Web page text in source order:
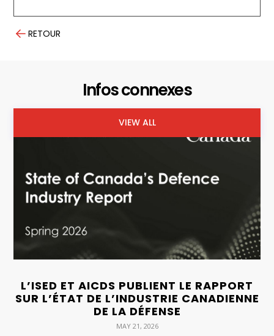
RETOUR
Infos connexes
VIEW ALL
L’ISED ET AICDS PUBLIENT LE RAPPORT
SUR L’ÉTAT DE L’INDUSTRIE CANADIENNE
DE LA DÉFENSE
MAY 21, 2026